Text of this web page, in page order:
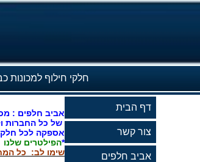
חלקי חילוף למכונות
דף הבית
צור קשר
אביב חלפים
אביב חלפים :
של כל החברות
אספקה לכל
*הפילטרים שלנו
שימו לב: כל